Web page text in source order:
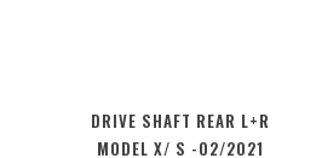
DRIVE SHAFT REAR L+R
MODEL X/ S -02/2021